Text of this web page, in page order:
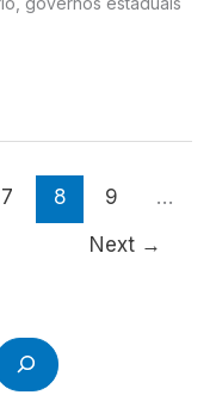
7 8 9
…
Next →